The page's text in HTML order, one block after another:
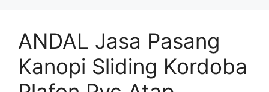
ANDAL Jasa Pasang
Kanopi Sliding Kordoba